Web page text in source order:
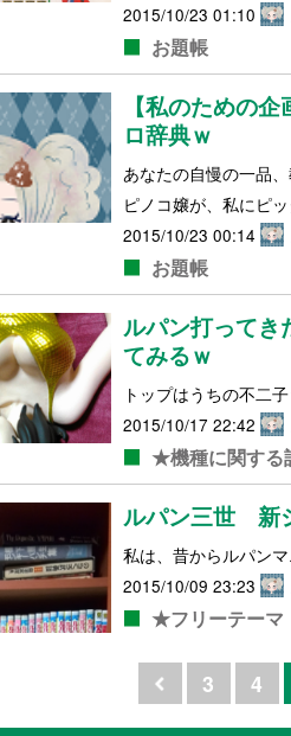
2015/10/23 01:10
お題帳
【私のための
ロ辞典ｗ
あなたの自慢の一品
ピノコ嬢が、私にピ
2015/10/23 00:14
お題帳
ルパン打って
てみるｗ
トップはうちの不二
2015/10/17 22:42
★機種に関する
ルパン三世 新
私は、昔からルパン
2015/10/09 23:23
★フリーテーマ
3 4